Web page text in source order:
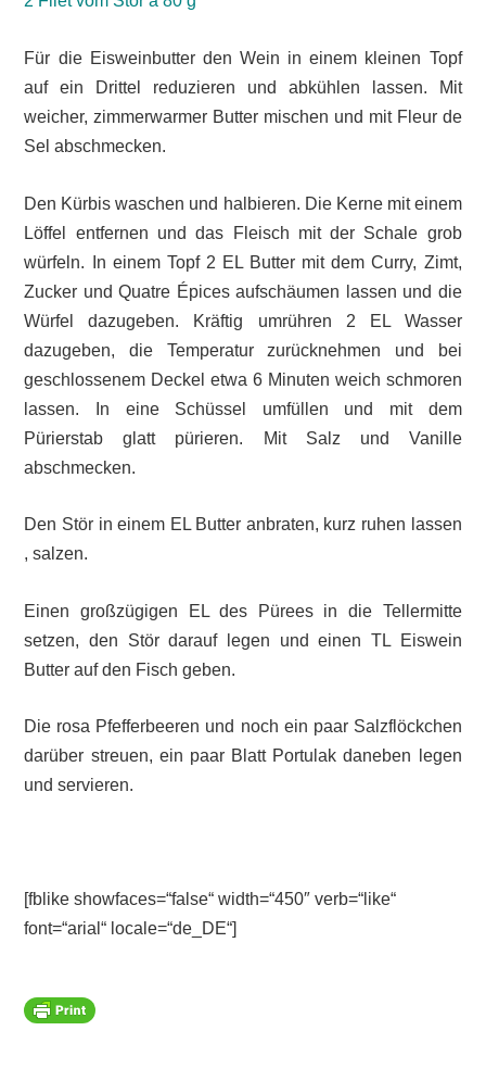
Für die Eisweinbutter den Wein in einem kleinen Topf
auf ein Drittel reduzieren und abkühlen lassen. Mit
weicher, zimmerwarmer Butter mischen und mit Fleur de
Sel abschmecken.
Den Kürbis waschen und halbieren. Die Kerne mit einem
Löffel entfernen und das Fleisch mit der Schale grob
würfeln. In einem Topf 2 EL Butter mit dem Curry, Zimt,
Zucker und Quatre Épices aufschäumen lassen und die
Würfel dazugeben. Kräftig umrühren 2 EL Wasser
dazugeben, die Temperatur zurücknehmen und bei
geschlossenem Deckel etwa 6 Minuten weich schmoren
lassen. In eine Schüssel umfüllen und mit dem
Pürierstab glatt pürieren. Mit Salz und Vanille
abschmecken.
Den Stör in einem EL Butter anbraten, kurz ruhen lassen
, salzen.
Einen großzügigen EL des Pürees in die Tellermitte
setzen, den Stör darauf legen und einen TL Eiswein
Butter auf den Fisch geben.
Die rosa Pfefferbeeren und noch ein paar Salzflöckchen
darüber streuen, ein paar Blatt Portulak daneben legen
und servieren.
[fblike showfaces=“false“ width=“450″ verb=“like“
font=“arial“ locale=“de_DE“]